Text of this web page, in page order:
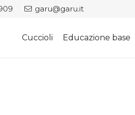
garu@garu.it
Cuccioli Educazione base